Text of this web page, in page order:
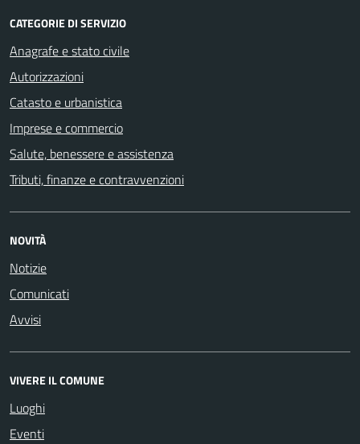
CATEGORIE DI SERVIZIO
Anagrafe e stato civile
Autorizzazioni
Catasto e urbanistica
Imprese e commercio
Salute, benessere e assistenza
Tributi, finanze e contravvenzioni
NOVITÀ
Notizie
Comunicati
Avvisi
VIVERE IL COMUNE
Luoghi
Eventi